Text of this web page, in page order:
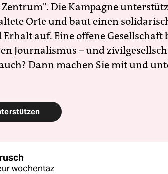
Die Kampagne
Orte und baut einen
Erhalt auf. Eine offene
Journalismus – und
Dann machen Sie mit und
wochentaz